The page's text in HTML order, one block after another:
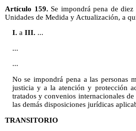
Artículo 159. Se impondrá pena de
Unidades de Medida y Actualización, a
I. a III. ...
...
...
No se impondrá pena a las personas
justicia y a la atención y protección
tratados y convenios internacionales
las demás disposiciones jurídicas
TRANSITORIO